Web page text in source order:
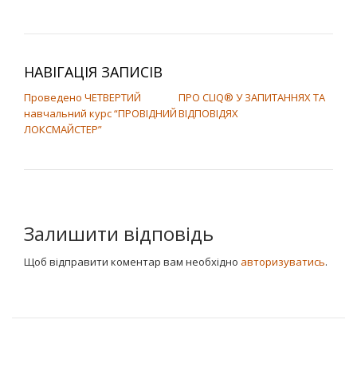
НАВІГАЦІЯ ЗАПИСІВ
Проведено ЧЕТВЕРТИЙ
навчальний курс “ПРОВІДНИЙ
ЛОКСМАЙСТЕР”
ПРО CLIQ® У ЗАПИТАННЯХ ТА
ВІДПОВІДЯХ
Залишити відповідь
Щоб відправити коментар вам необхідно авторизуватись.